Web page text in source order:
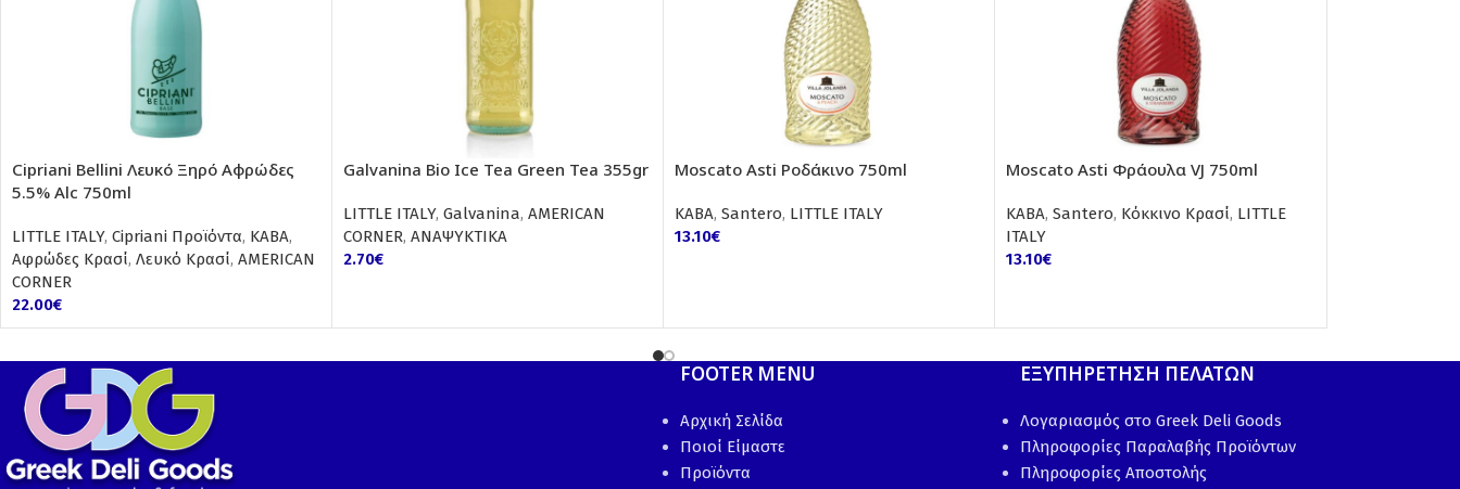
Cipriani Bellini Λευκό Ξηρό Αφρώδες
5.5% Alc 750ml
LITTLE ITALY, Cipriani Προϊόντα, ΚΑΒΑ,
Αφρώδες Κρασί, Λευκό Κρασί, AMERICAN
CORNER
22.00€
Galvanina Bio Ice Tea Green Tea 355gr
LITTLE ITALY, Galvanina, AMERICAN
CORNER, ΑΝΑΨΥΚΤΙΚΑ
2.70€
Moscato Asti Ροδάκινο 750ml
ΚΑΒΑ, Santero, LITTLE ITALY
13.10€
Moscato Asti Φράουλα VJ 750ml
ΚΑΒΑ, Santero, Κόκκινο Κρασί, LITTLE
ITALY
13.10€
FOOTER MENU
Αρχική Σελίδα
Ποιοί Είμαστε
Προϊόντα
ΕΞΥΠΗΡΕΤΗΣΗ ΠΕΛΑΤΩΝ
Λογαριασμός στο Greek Deli Goods
Πληροφορίες Παραλαβής Προϊόντων
Πληροφορίες Αποστολής